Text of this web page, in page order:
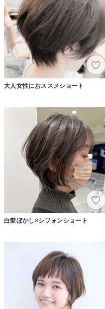
大人女性におススメショート
白髪ぼかし×シフォンショート